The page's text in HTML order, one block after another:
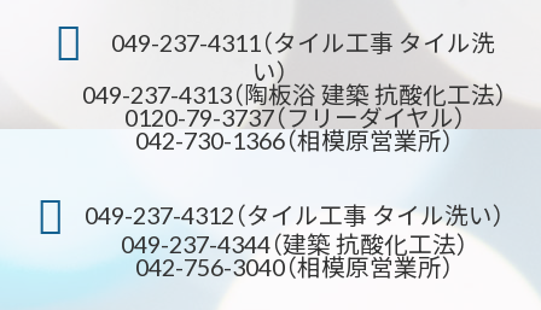
049-237-4311（タイル工事 タイル洗
い）
049-237-4313（陶板浴 建築 抗酸化工法）
0120-79-3737（フリーダイヤル）
042-730-1366（相模原営業所）
049-237-4312（タイル工事 タイル洗い）
049-237-4344（建築 抗酸化工法）
042-756-3040（相模原営業所）